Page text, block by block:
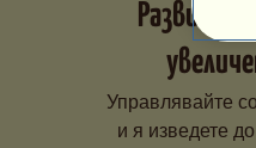
Развийте
Управлявайте
и я изведете